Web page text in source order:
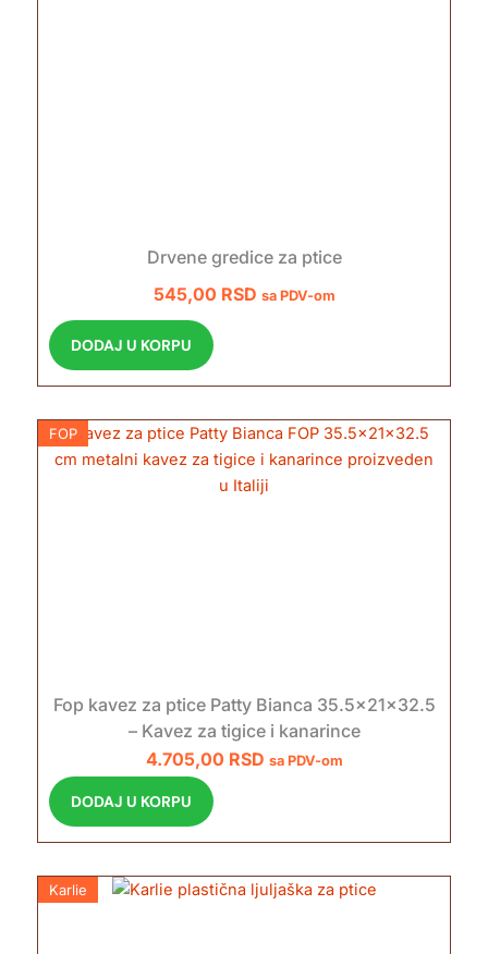
Drvene gredice za ptice
545,00 RSD sa PDV-om
DODAJ U KORPU
FOP
Fop kavez za ptice Patty Bianca 35.5x21x32.5
– Kavez za tigice i kanarince
4.705,00 RSD sa PDV-om
DODAJ U KORPU
Karlie